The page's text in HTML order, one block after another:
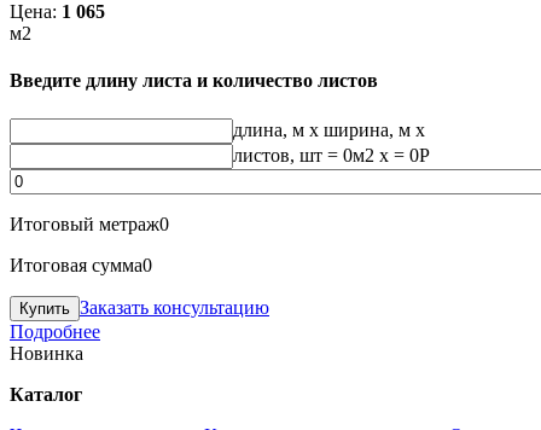
Цена: 1 065
м2
Введите длину листа и количество листов
длина, м x ширина, м x
листов, шт = 0м2 x = 0Р
Итоговый метраж0
Итоговая сумма0
Заказать консультацию
Подробнее
Новинка
Каталог